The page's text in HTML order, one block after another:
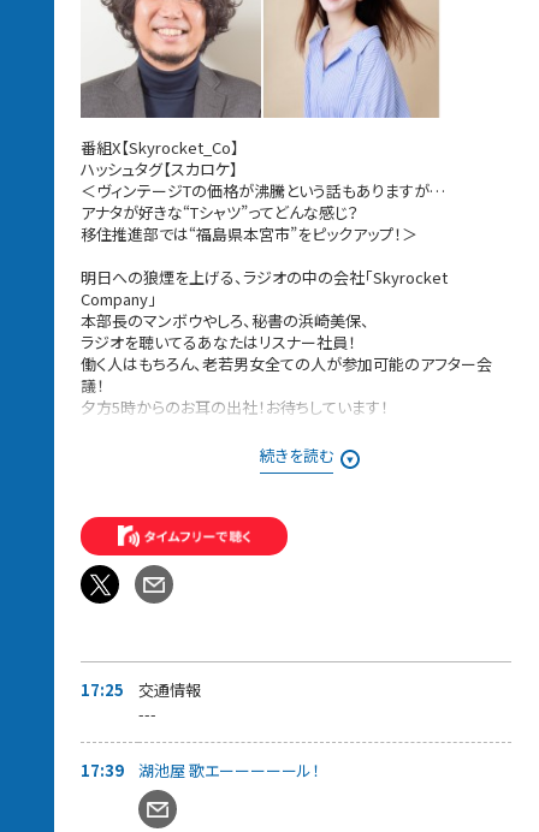
番組X【Skyrocket_Co】
ハッシュタグ【スカロケ】
＜ヴィンテージTの価格が沸騰という話もありますが…
アナタが好きな“Tシャツ”ってどんな感じ？
移住推進部では“福島県本宮市”をピックアップ！＞
明日への狼煙を上げる、ラジオの中の会社「Skyrocket
Company」
本部長のマンボウやしろ、秘書の浜崎美保、
ラジオを聴いてるあなたはリスナー社員！
働く人はもちろん、老若男女全ての人が参加可能のアフター会
議！
夕方5時からのお耳の出社！お待ちしています！
本日の議題は「イチオシTシャツ案件〜この夏の一軍です」
社内掲示板からお送りください。
17:39～【 湖池屋歌エーーール 】
ちょっと疲れが見えてくるこの時間…曜日ごとの選曲テーマで、
働くアナタに音楽でエールを届けます！
などなど…
自由にメッセージをお送りください。
届いたメッセージに対してスカロケが選んだ
湖池屋お菓子詰め合わせをプレゼントします。
17:45〜【スカロケ 餃子の王将食堂〜いい話、ごちそうさまです】
続きを読む
17:25
交通情報
---
17:39 湖池屋 歌エーーーーール！